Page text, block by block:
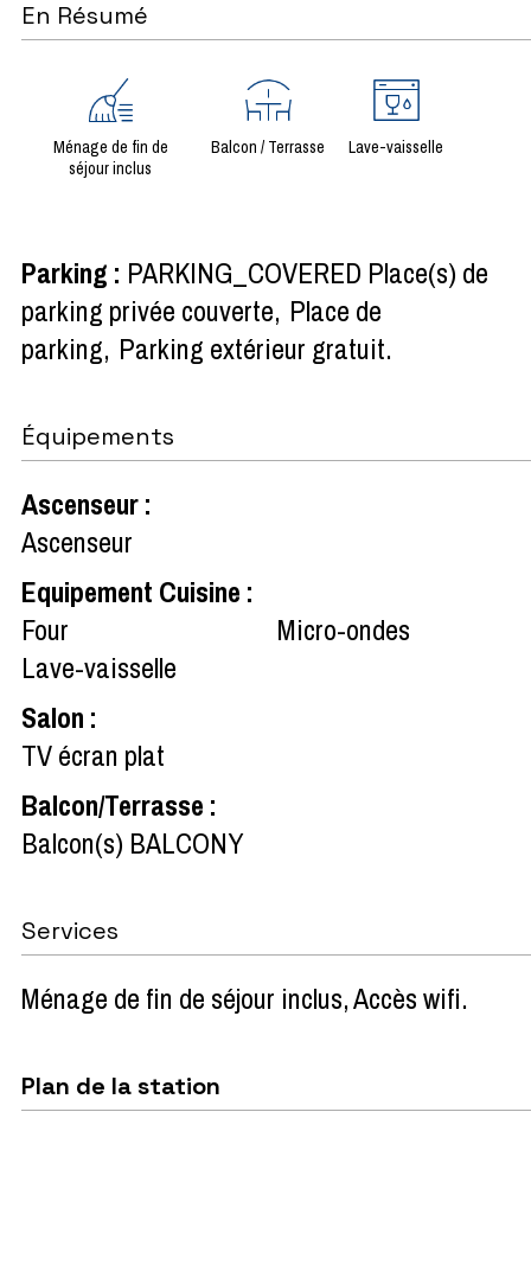
En Résumé
Ménage de fin de
séjour inclus
Balcon / Terrasse Lave-vaisselle
Parking : PARKING_COVERED Place(s) de
parking privée couverte Place de
parking Parking extérieur gratuit
Équipements
Ascenseur:
Ascenseur
Equipement Cuisine :
Four
Micro-ondes
Lave-vaisselle
Salon :
TV écran plat
Balcon/Terrasse :
Balcon(s) BALCONY
Services
Ménage de fin de séjour inclus Accès wifi
Plan de la station